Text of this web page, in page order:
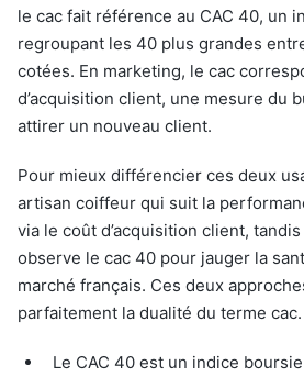
le cac fait référence au CAC 40, un
regroupant les 40 plus grandes
cotées. En marketing, le cac
d’acquisition client, une mesure du
attirer un nouveau client.
Pour mieux différencier ces deux
artisan coiffeur qui suit la
via le coût d’acquisition client,
observe le cac 40 pour jauger la
marché français. Ces deux
parfaitement la dualité du terme cac.
Le CAC 40 est un indice